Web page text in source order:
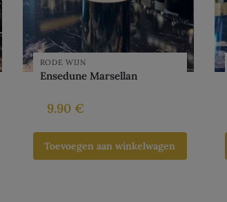
RODE WIJN
Ensedune Marsellan
9.90 €
Toevoegen aan winkelwagen